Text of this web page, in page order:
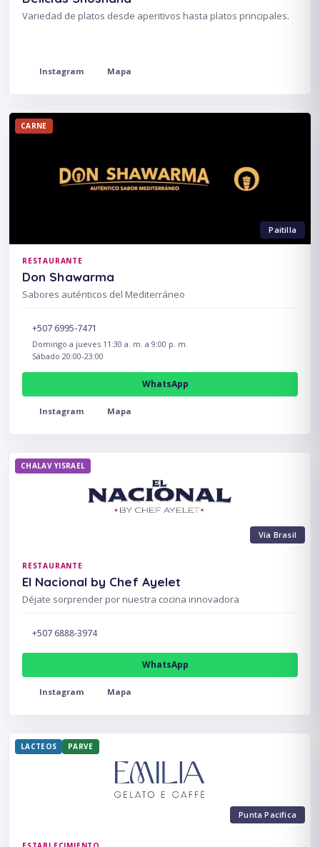
Variedad de platos desde aperitivos hasta platos principales.
Instagram Mapa
Paitilla
CARNE
RESTAURANTE
Don Shawarma
Sabores auténticos del Mediterráneo
+507 6995-7471
Domingo a jueves 11:30 a. m. a 9:00 p. m.
Sábado 20:00-23:00
WhatsApp
Instagram Mapa
Vía Brasil
CHALAV YISRAEL
RESTAURANTE
El Nacional by Chef Ayelet
Déjate sorprender por nuestra cocina innovadora
+507 6888-3974
WhatsApp
Instagram Mapa
Punta Pacifica
LACTEOS PARVE